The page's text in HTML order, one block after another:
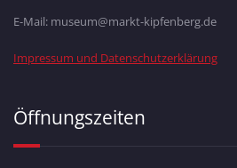
E-Mail: museum@markt-kipfenberg.de
Impressum und Datenschutzerklärung
Öffnungszeiten